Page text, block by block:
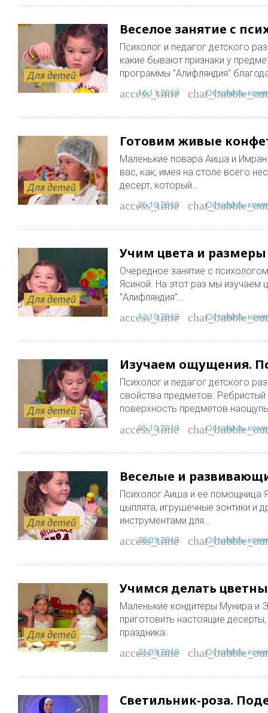
Для детей
Веселое занятие с
Психолог и педагог детского
какие бывают признаки у
программы "Алифляндия"
access_time
16.11.2019 Оставить
Для детей
Готовим живые
Маленькие повара Аиша и
вас, как, имея на столе всего
десерт, который…
access_time
26.10.2019 Оставить
Для детей
Учим цвета и
Очередное занятие с
Ясиной. На этот раз мы
"Алифляндия"…
access_time
12.10.2019 Оставить
Для детей
Изучаем ощущения.
Психолог и педагог детского
свойства предметов. Ребристый
поверхность предметов
access_time
05.10.2019 Оставить
Для детей
Веселые и
Психолог Аиша и ее помощница
цыплята, игрушечные зонтики и
инструментами для…
access_time
28.09.2019 Оставить
Для детей
Учимся делать
Маленькие кондитеры Мунира и
приготовить настоящие
праздника.
access_time
21.09.2019 Оставить
Светильник-роза.